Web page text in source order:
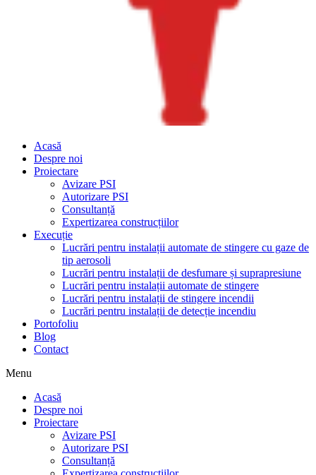
Acasă
Despre noi
Proiectare
Avizare PSI
Autorizare PSI
Consultanță
Expertizarea construcțiilor
Execuție
Lucrări pentru instalații automate de stingere cu gaze de
tip aerosoli
Lucrări pentru instalații de desfumare și suprapresiune
Lucrări pentru instalații automate de stingere
Lucrări pentru instalații de stingere incendii
Lucrări pentru instalații de detecție incendiu
Portofoliu
Blog
Contact
Menu
Acasă
Despre noi
Proiectare
Avizare PSI
Autorizare PSI
Consultanță